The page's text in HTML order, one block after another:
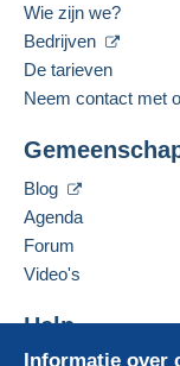
Informatie over
Wie zijn we?
Bedrijven
De tarieven
Neem contact met
Blog
Agenda
Forum
Video's
Help